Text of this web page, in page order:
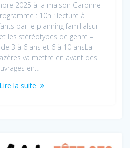
2025 à la maison Garonne
: 10h : lecture à
par le planning familialsur
les stéréotypes de genre –
3 à 6 ans et 6 à 10 ansLa
va mettre en avant des
en…
Lire la suite